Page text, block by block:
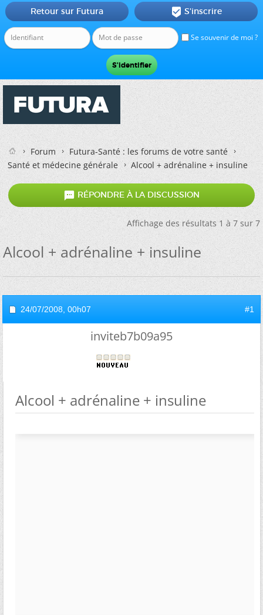
Se souvenir de moi ?
Retour sur Futura  S'inscrire
Forum
Futura-Santé : les forums de votre santé
Santé et médecine générale
Alcool + adrénaline + insuline
 RÉPONDRE À LA DISCUSSION
Affichage des résultats 1 à 7 sur 7
Alcool + adrénaline + insuline
24/07/2008, 00h07 #1
inviteb7b09a95
Alcool + adrénaline + insuline